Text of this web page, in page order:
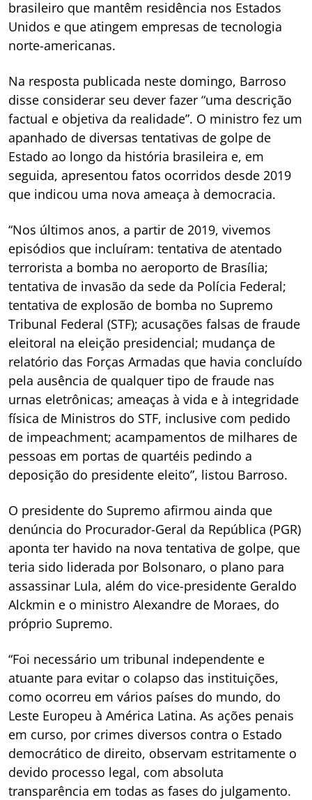
brasileiro que mantêm residência nos Estados
Unidos e que atingem empresas de tecnologia
norte-americanas.
Na resposta publicada neste domingo, Barroso
disse considerar seu dever fazer “uma descrição
factual e objetiva da realidade”. O ministro fez um
apanhado de diversas tentativas de golpe de
Estado ao longo da história brasileira e, em
seguida, apresentou fatos ocorridos desde 2019
que indicou uma nova ameaça à democracia.
“Nos últimos anos, a partir de 2019, vivemos
episódios que incluíram: tentativa de atentado
terrorista a bomba no aeroporto de Brasília;
tentativa de invasão da sede da Polícia Federal;
tentativa de explosão de bomba no Supremo
Tribunal Federal (STF); acusações falsas de fraude
eleitoral na eleição presidencial; mudança de
relatório das Forças Armadas que havia concluído
pela ausência de qualquer tipo de fraude nas
urnas eletrônicas; ameaças à vida e à integridade
física de Ministros do STF, inclusive com pedido
de impeachment; acampamentos de milhares de
pessoas em portas de quartéis pedindo a
deposição do presidente eleito”, listou Barroso.
O presidente do Supremo afirmou ainda que
denúncia do Procurador-Geral da República (PGR)
aponta ter havido na nova tentativa de golpe, que
teria sido liderada por Bolsonaro, o plano para
assassinar Lula, além do vice-presidente Geraldo
Alckmin e o ministro Alexandre de Moraes, do
próprio Supremo.
“Foi necessário um tribunal independente e
atuante para evitar o colapso das instituições,
como ocorreu em vários países do mundo, do
Leste Europeu à América Latina. As ações penais
em curso, por crimes diversos contra o Estado
democrático de direito, observam estritamente o
devido processo legal, com absoluta
transparência em todas as fases do julgamento.